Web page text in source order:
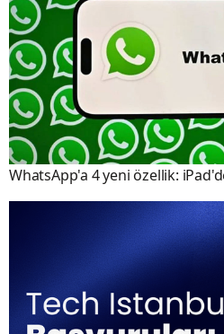
WhatsApp'a 4 yeni özellik: